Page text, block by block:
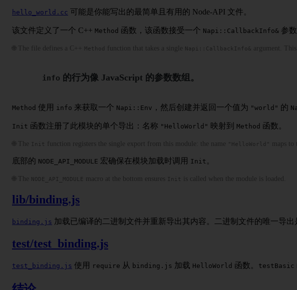
hello_world.cc 可能是你能写出的最简单且有用的 Node-API 文件。
该文件定义了一个 C++ Method 函数，该函数接受一个 Napi::CallbackInfo& 参
🌐 The file defines a C++ Method function that takes a single Napi::CallbackInfo& argument. This
info 的行为像 JavaScript 的参数数组。
Method 使用 info 来获取一个 Napi::Env ，然后创建并返回一个值为 "world" 的
Init 函数注册了此模块的单个导出：名称 "HelloWorld" 映射到 Method 函数。
🌐 The Init function registers the single export from this module: the name "HelloWorld" maps to
底部的 NODE_API_MODULE 宏确保在模块加载时调用 Init 。
🌐 The NODE_API_MODULE macro at the bottom ensures Init is called when the module is loaded.
lib/binding.js
binding.js 加载已编译的二进制文件并重新导出其内容。二进制文件的唯一导出
test/test_binding.js
test_binding.js 使用 require 从 binding.js 加载 HelloWorld 函数。 testBasic